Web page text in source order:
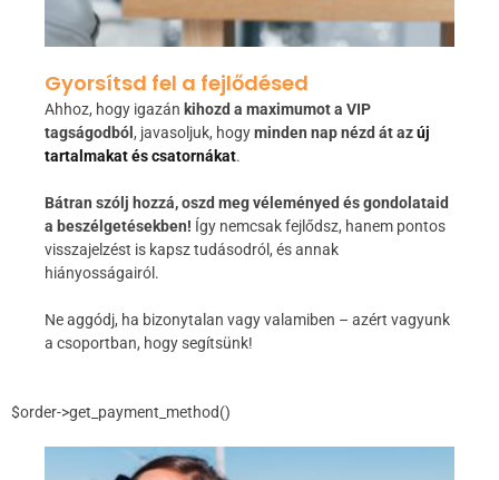
Gyorsítsd fel a fejlődésed
Ahhoz, hogy igazán kihozd a maximumot a VIP
tagságodból , javasoljuk, hogyminden nap nézd át azúj
tartalmakat és csatornákat.
Bátran szólj hozzá, oszd meg véleményed és gondolataid
a beszélgetésekben! Így nemcsak fejlődsz, hanem pontos
visszajelzést is kapsz tudásodról, és annak
hiányosságairól.
Ne aggódj, ha bizonytalan vagy valamiben – azért vagyunk
a csoportban, hogy segítsünk!
$order->get_payment_method()